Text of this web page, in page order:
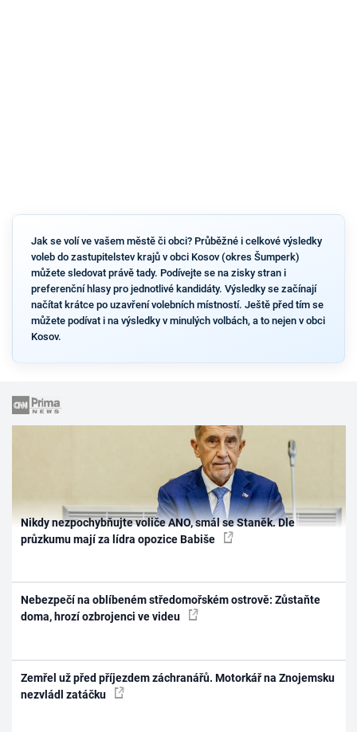
Jak se volí ve vašem městě či obci? Průběžné i celkové výsledky
voleb do zastupitelstev krajů v obci Kosov (okres Šumperk)
můžete sledovat právě tady. Podívejte se na zisky stran i
preferenční hlasy pro jednotlivé kandidáty. Výsledky se začínají
načítat krátce po uzavření volebních místností. Ještě před tím se
můžete podívat i na výsledky v minulých volbách, a to nejen v obci
Kosov.
Nikdy nezpochybňujte voliče ANO, smál se Staněk. Dle
průzkumu mají za lídra opozice Babiše
Nebezpečí na oblíbeném středomořském ostrově: Zůstaňte
doma, hrozí ozbrojenci ve videu
Zemřel už před příjezdem záchranářů. Motorkář na Znojemsku
nezvládl zatáčku